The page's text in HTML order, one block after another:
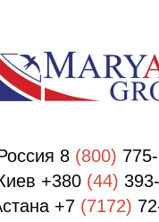
8 (800)
+380 (44)
+7 (7172)